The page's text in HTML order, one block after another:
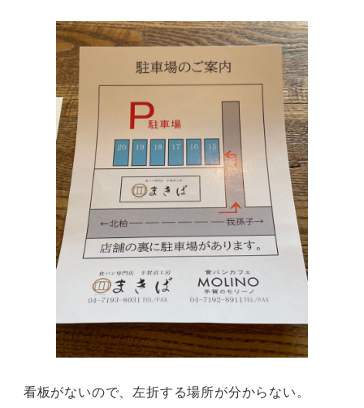
看板がないので、左折する場所が分からない。